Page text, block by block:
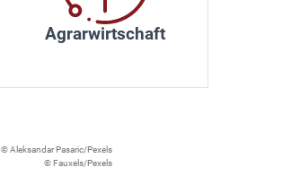
Agrarwirtschaft
© Aleksandar Pasaric/Pexels
© Fauxels/Pexels